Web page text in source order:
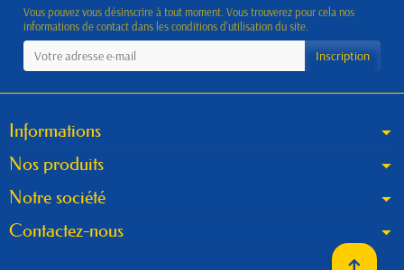
Vous pouvez vous désinscrire à tout moment. Vous trouverez pour cela nos
informations de contact dans les conditions d'utilisation du site.
Informations
Nos produits
Notre société
Contactez-nous